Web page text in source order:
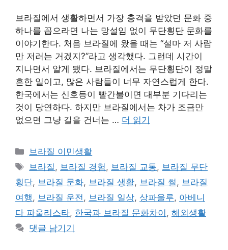
브라질에서 생활하면서 가장 충격을 받았던 문화 중
하나를 꼽으라면 나는 망설임 없이 무단횡단 문화를
이야기한다. 처음 브라질에 왔을 때는 “설마 저 사람
만 저러는 거겠지?”라고 생각했다. 그런데 시간이
지나면서 알게 됐다. 브라질에서는 무단횡단이 정말
흔한 일이고, 많은 사람들이 너무 자연스럽게 한다.
한국에서는 신호등이 빨간불이면 대부분 기다리는
것이 당연하다. 하지만 브라질에서는 차가 조금만
없으면 그냥 길을 건너는 … 더 읽기
카
테
리
브라질 이민생활
태
그
브라질 , 브라질 경험 , 브라질 교통, 브라질 무단
횡단, 브라질 문화, 브라질 생활, 브라질 썰 , 브라질
여행 , 브라질 운전 , 브라질 일상, 상파울루, 아베니
다 파울리스타, 한국과 브라질 문화차이 , 해외생활
댓글 남기기